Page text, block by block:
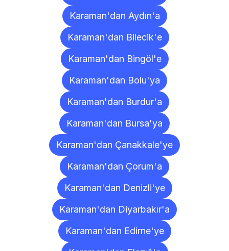
Karaman'dan Aydın'a
Karaman'dan Bilecik'e
Karaman'dan Bingöl'e
Karaman'dan Bolu'ya
Karaman'dan Burdur'a
Karaman'dan Bursa'ya
Karaman'dan Çanakkale'ye
Karaman'dan Çorum'a
Karaman'dan Denizli'ye
Karaman'dan Diyarbakır'a
Karaman'dan Edirne'ye